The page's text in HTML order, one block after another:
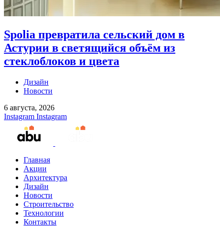
Spolia превратила сельский дом в
Астурии в светящийся объём из
стеклоблоков и цвета
Дизайн
Новости
6 августа, 2026
Instagram Instagram
Главная
Акции
Архитектура
Дизайн
Новости
Строительство
Технологии
Контакты